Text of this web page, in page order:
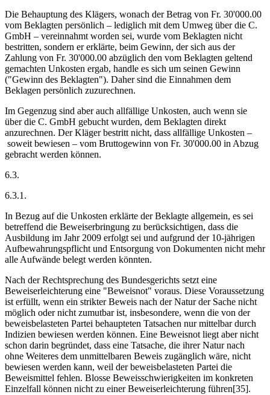
Die Behauptung des Klägers, wonach der Betrag von Fr. 30'000.00
vom Beklagten persönlich – lediglich mit dem Umweg über die C.
GmbH – vereinnahmt worden sei, wurde vom Beklagten nicht
bestritten, sondern er erklärte, beim Gewinn, der sich aus der
Zahlung von Fr. 30'000.00 abzüglich den vom Beklagten geltend
gemachten Unkosten ergab, handle es sich um seinen Gewinn
("Gewinn des Beklagten"). Daher sind die Einnahmen dem
Beklagen persönlich zuzurechnen.
Im Gegenzug sind aber auch allfällige Unkosten, auch wenn sie
über die C. GmbH gebucht wurden, dem Beklagten direkt
anzurechnen. Der Kläger bestritt nicht, dass allfällige Unkosten –
soweit bewiesen – vom Bruttogewinn von Fr. 30'000.00 in Abzug
gebracht werden können.
6.3.
6.3.1.
In Bezug auf die Unkosten erklärte der Beklagte allgemein, es sei
betreffend die Beweiserbringung zu berücksichtigen, dass die
Ausbildung im Jahr 2009 erfolgt sei und aufgrund der 10-jährigen
Aufbewahrungspflicht und Entsorgung von Dokumenten nicht mehr
alle Aufwände belegt werden könnten.
Nach der Rechtsprechung des Bundesgerichts setzt eine
Beweiserleichterung eine "Beweisnot" voraus. Diese Voraussetzung
ist erfüllt, wenn ein strikter Beweis nach der Natur der Sache nicht
möglich oder nicht zumutbar ist, insbesondere, wenn die von der
beweisbelasteten Partei behaupteten Tatsachen nur mittelbar durch
Indizien bewiesen werden können. Eine Beweisnot liegt aber nicht
schon darin begründet, dass eine Tatsache, die ihrer Natur nach
ohne Weiteres dem unmittelbaren Beweis zugänglich wäre, nicht
bewiesen werden kann, weil der beweisbelasteten Partei die
Beweismittel fehlen. Blosse Beweisschwierigkeiten im konkreten
Einzelfall können nicht zu einer Beweiserleichterung führen[35].